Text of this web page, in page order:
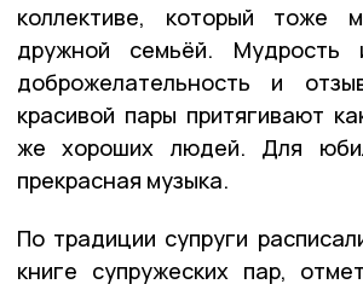
коллективе, который тоже
дружной семьёй. Мудрость
доброжелательность и
красивой пары притягивают
же хороших людей. Для
прекрасная музыка.
По традиции супруги
книге супружеских пар,